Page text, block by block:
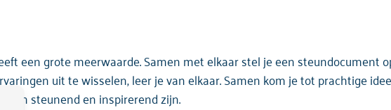
een grote meerwaarde. Samen met elkaar stel je een steundocument
uit te wisselen, leer je van elkaar. Samen kom je tot prachtige
steunend en inspirerend zijn.